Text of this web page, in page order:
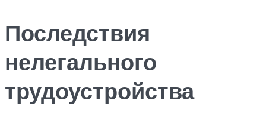
Последствия
нелегального
трудоустройства